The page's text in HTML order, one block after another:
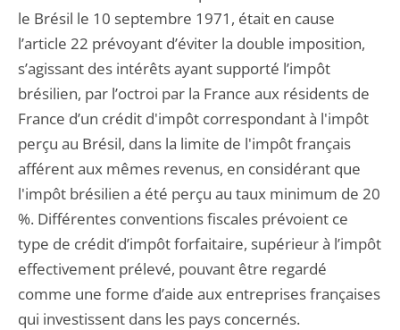
le Brésil le 10 septembre 1971, était en cause
l’article 22 prévoyant d’éviter la double imposition,
s’agissant des intérêts ayant supporté l’impôt
brésilien, par l’octroi par la France aux résidents de
France d’un crédit d'impôt correspondant à l'impôt
perçu au Brésil, dans la limite de l'impôt français
afférent aux mêmes revenus, en considérant que
l'impôt brésilien a été perçu au taux minimum de 20
%. Différentes conventions fiscales prévoient ce
type de crédit d’impôt forfaitaire, supérieur à l’impôt
effectivement prélevé, pouvant être regardé
comme une forme d’aide aux entreprises françaises
qui investissent dans les pays concernés.